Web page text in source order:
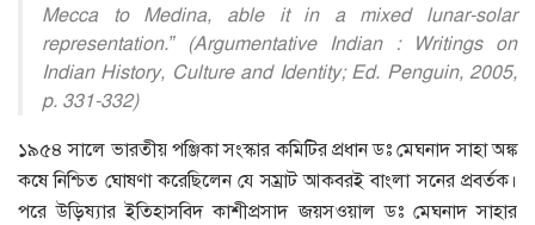
Mecca to Medina, able it in a mixed lunar-solar
representation.” (Argumentative Indian : Writings on
Indian History, Culture and Identity; Ed. Penguin, 2005,
p. 331-332)
১৯৫৪ সালে ভারতীয় পঞ্জিকা সংস্কার কমিটির প্রধান ডঃ মেঘনাদ সাহা অঙ্ক
কষে নিশ্চিত ঘোষণা করেছিলেন যে সম্রাট আকবরই বাংলা সনের প্রবর্তক।
পরে উড়িষ্যার ইতিহাসবিদ কাশীপ্রসাদ জয়সওয়াল ডঃ মেঘনাদ সাহার